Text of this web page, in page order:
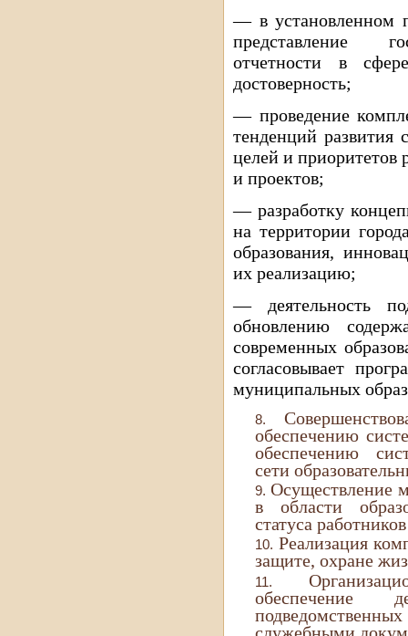
— в установленном
представление
отчетности в
достоверность;
— проведение
тенденций развития
целей и приоритетов
и проектов;
— разработку
на территории
образования,
их реализацию;
— деятельность
обновлению
современных
согласовывает
муниципальных
обеспечению
обеспечению
сети
Осуществление
в области
статуса
Реализация
защите, охране
обеспечение